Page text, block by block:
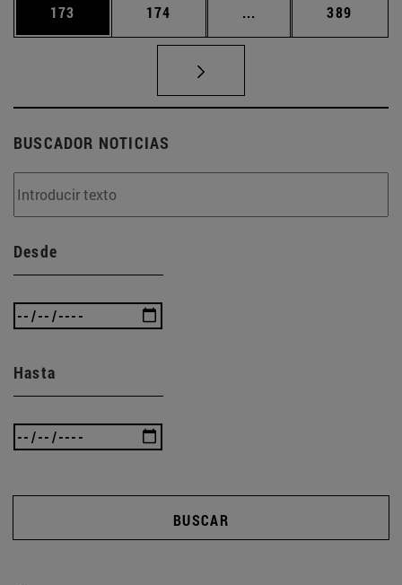
Página
173 Página
174 ... Páginas intermedias
Página
389
BUSCADOR NOTICIAS
Desde
Hasta
BUSCAR